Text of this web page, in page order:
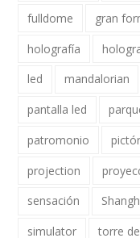
fulldome
gran
holografía
led
mandalorian
pantalla led
patromonio
projection
sensación
simulator
torre